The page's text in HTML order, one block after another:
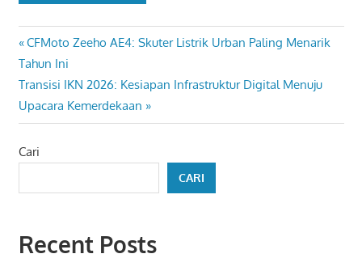
Navigasi
pos
Previous
Post:
CFMoto Zeeho AE4: Skuter Listrik Urban Paling Menarik
Tahun Ini
Next
Post:
Transisi IKN 2026: Kesiapan Infrastruktur Digital Menuju
Upacara Kemerdekaan
Cari
CARI
Recent Posts